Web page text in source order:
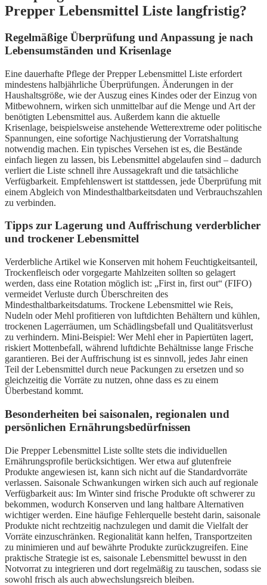
Prepper Lebensmittel Liste langfristig?
Regelmäßige Überprüfung und Anpassung je nach
Lebensumständen und Krisenlage
Eine dauerhafte Pflege der Prepper Lebensmittel Liste erfordert
mindestens halbjährliche Überprüfungen. Änderungen in der
Haushaltsgröße, wie der Auszug eines Kindes oder der Einzug von
Mitbewohnern, wirken sich unmittelbar auf die Menge und Art der
benötigten Lebensmittel aus. Außerdem kann die aktuelle
Krisenlage, beispielsweise anstehende Wetterextreme oder politische
Spannungen, eine sofortige Nachjustierung der Vorratshaltung
notwendig machen. Ein typisches Versehen ist es, die Bestände
einfach liegen zu lassen, bis Lebensmittel abgelaufen sind – dadurch
verliert die Liste schnell ihre Aussagekraft und die tatsächliche
Verfügbarkeit. Empfehlenswert ist stattdessen, jede Überprüfung mit
einem Abgleich von Mindesthaltbarkeitsdaten und Verbrauchszahlen
zu verbinden.
Tipps zur Lagerung und Auffrischung verderblicher
und trockener Lebensmittel
Verderbliche Artikel wie Konserven mit hohem Feuchtigkeitsanteil,
Trockenfleisch oder vorgegarte Mahlzeiten sollten so gelagert
werden, dass eine Rotation möglich ist: „First in, first out“ (FIFO)
vermeidet Verluste durch Überschreiten des
Mindesthaltbarkeitsdatums. Trockene Lebensmittel wie Reis,
Nudeln oder Mehl profitieren von luftdichten Behältern und kühlen,
trockenen Lagerräumen, um Schädlingsbefall und Qualitätsverlust
zu verhindern. Mini-Beispiel: Wer Mehl eher in Papiertüten lagert,
riskiert Mottenbefall, während luftdichte Behältnisse lange Frische
garantieren. Bei der Auffrischung ist es sinnvoll, jedes Jahr einen
Teil der Lebensmittel durch neue Packungen zu ersetzen und so
gleichzeitig die Vorräte zu nutzen, ohne dass es zu einem
Überbestand kommt.
Besonderheiten bei saisonalen, regionalen und
persönlichen Ernährungsbedürfnissen
Die Prepper Lebensmittel Liste sollte stets die individuellen
Ernährungsprofile berücksichtigen. Wer etwa auf glutenfreie
Produkte angewiesen ist, kann sich nicht auf die Standardvorräte
verlassen. Saisonale Schwankungen wirken sich auch auf regionale
Verfügbarkeit aus: Im Winter sind frische Produkte oft schwerer zu
bekommen, wodurch Konserven und lang haltbare Alternativen
wichtiger werden. Eine häufige Fehlerquelle besteht darin, saisonale
Produkte nicht rechtzeitig nachzulegen und damit die Vielfalt der
Vorräte einzuschränken. Regionalität kann helfen, Transportzeiten
zu minimieren und auf bewährte Produkte zurückzugreifen. Eine
praktische Strategie ist es, saisonale Lebensmittel bewusst in den
Notvorrat zu integrieren und dort regelmäßig zu tauschen, sodass sie
sowohl frisch als auch abwechslungsreich bleiben.